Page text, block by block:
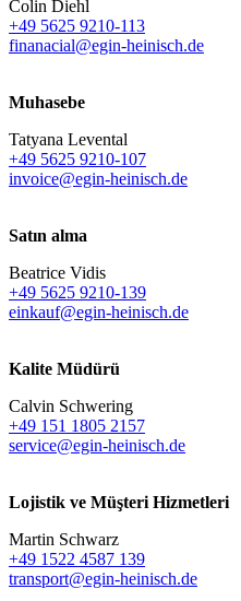
Colin Diehl
+49 5625 9210-113
finanacial@egin-heinisch.de
Muhasebe
Tatyana Levental
+49 5625 9210-107
invoice@egin-heinisch.de
Satın alma
Beatrice Vidis
+49 5625 9210-139
einkauf@egin-heinisch.de
Kalite Müdürü
Calvin Schwering
+49 151 1805 2157
service@egin-heinisch.de
Lojistik ve Müşteri Hizmetleri
Martin Schwarz
+49 1522 4587 139
transport@egin-heinisch.de